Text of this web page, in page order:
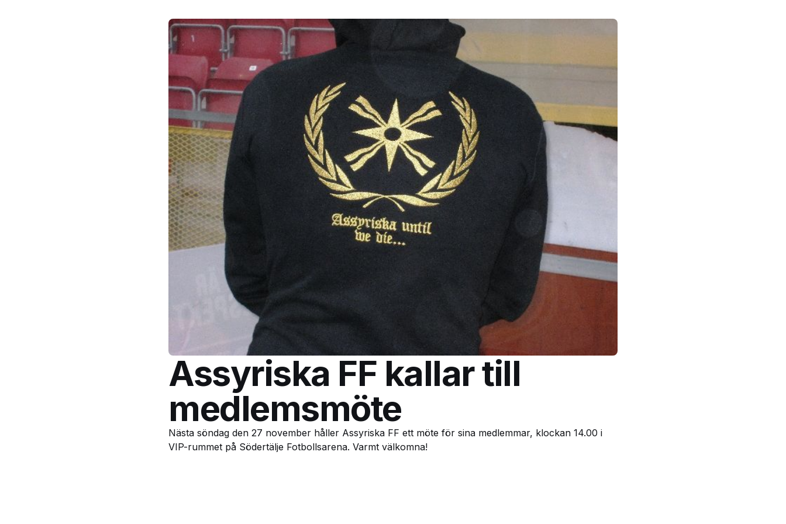
Assyriska FF kallar till
medlemsmöte
Nästa söndag den 27 november håller Assyriska FF ett möte för sina medlemmar, klockan 14.00 i
VIP-rummet på Södertälje Fotbollsarena. Varmt välkomna!